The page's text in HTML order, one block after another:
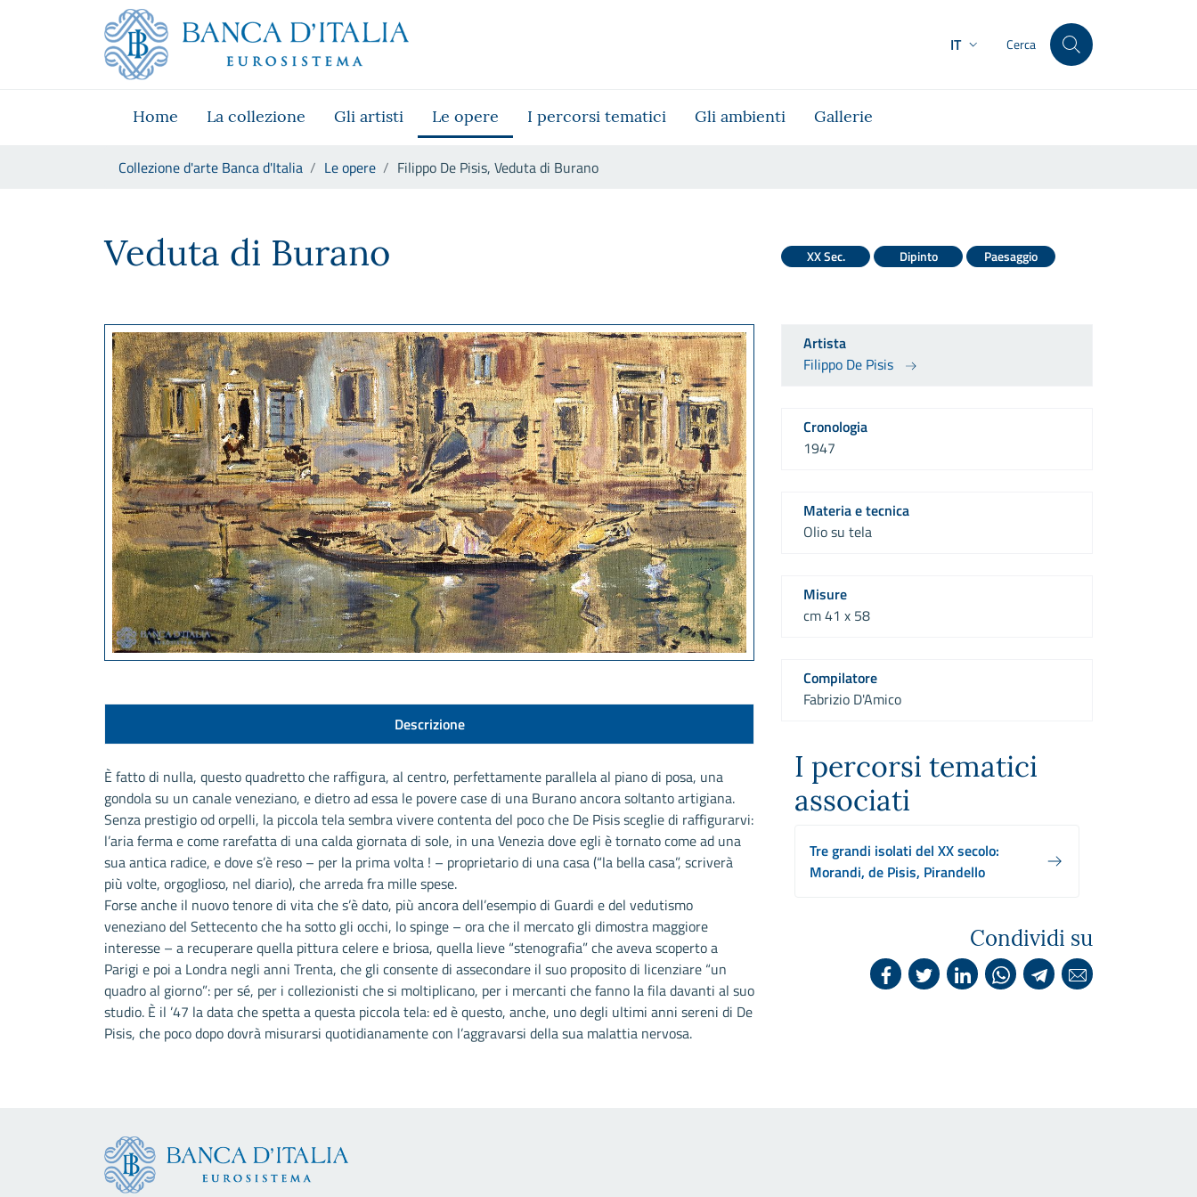
Skip to Main Content
Vai al sito istituzionale
Vai al menu di navigazione
Vai alla ricerca
Vai ai contenuti
IT Cerca
Home La collezione Gli artisti Le opere I percorsi tematici Gli ambienti Gallerie
Collezione d'arte Banca d'Italia Le opere Filippo De Pisis, Veduta di Burano
Veduta di Burano XX Sec. Dipinto Paesaggio
Descrizione
È fatto di nulla, questo quadretto che raffigura, al centro, perfettamente parallela al piano di posa, una
gondola su un canale veneziano, e dietro ad essa le povere case di una Burano ancora soltanto artigiana.
Senza prestigio od orpelli, la piccola tela sembra vivere contenta del poco che De Pisis sceglie di raffigurarvi:
l’aria ferma e come rarefatta di una calda giornata di sole, in una Venezia dove egli è tornato come ad una
sua antica radice, e dove s’è reso – per la prima volta ! – proprietario di una casa (“la bella casa”, scriverà
più volte, orgoglioso, nel diario), che arreda fra mille spese.
Forse anche il nuovo tenore di vita che s’è dato, più ancora dell’esempio di Guardi e del vedutismo
veneziano del Settecento che ha sotto gli occhi, lo spinge – ora che il mercato gli dimostra maggiore
interesse – a recuperare quella pittura celere e briosa, quella lieve “stenografia” che aveva scoperto a
Parigi e poi a Londra negli anni Trenta, che gli consente di assecondare il suo proposito di licenziare “un
quadro al giorno”: per sé, per i collezionisti che si moltiplicano, per i mercanti che fanno la fila davanti al suo
studio. È il ’47 la data che spetta a questa piccola tela: ed è questo, anche, uno degli ultimi anni sereni di De
Pisis, che poco dopo dovrà misurarsi quotidianamente con l’aggravarsi della sua malattia nervosa.
Artista
Filippo De Pisis
Cronologia
1947
Materia e tecnica
Olio su tela
Misure
cm 41 x 58
Compilatore
Fabrizio D'Amico
I percorsi tematici
associati
Tre grandi isolati del XX secolo:
Morandi, de Pisis, Pirandello
Condividi su